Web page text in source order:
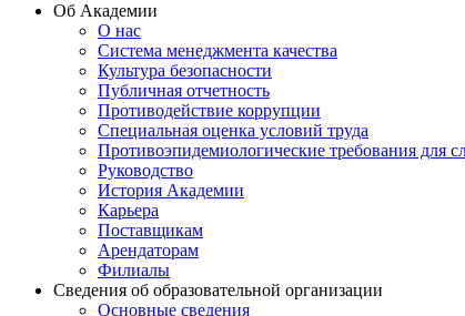
Об Академии
О нас
Система менеджмента качества
Культура безопасности
Публичная отчетность
Противодействие коррупции
Специальная оценка условий труда
Противоэпидемиологические требования для
Руководство
История Академии
Карьера
Поставщикам
Арендаторам
Филиалы
Сведения об образовательной организации
Основные сведения